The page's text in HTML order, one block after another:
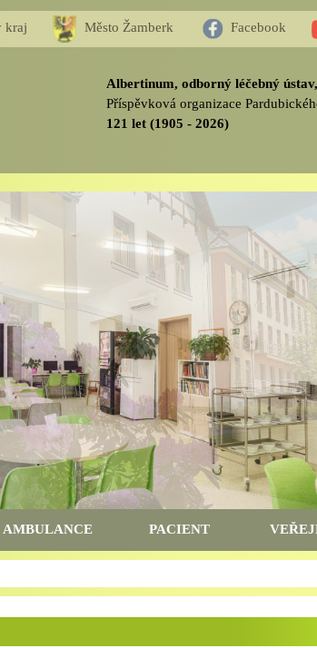
kraj Město Žamberk Facebook
Albertinum, odborný léčebný
Příspěvková organizace
121 let (1905 - 2026)
AMBULANCE PACIENT